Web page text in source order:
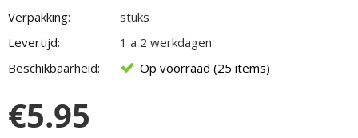
Verpakking:
stuks
Levertijd:
1 a 2 werkdagen
Beschikbaarheid:
Op voorraad (25 items)
€5.95